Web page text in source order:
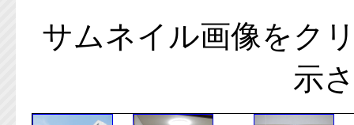
サムネイル画像をク
示